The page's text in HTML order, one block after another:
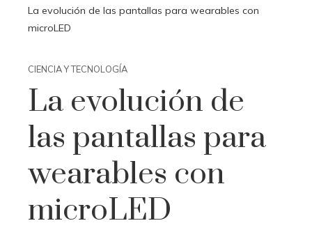
La evolución de las pantallas para wearables con
microLED
CIENCIA Y TECNOLOGÍA
La evolución de
las pantallas para
wearables con
microLED